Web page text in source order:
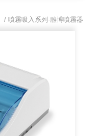
/ 噴霧吸入系列-雃博噴霧器